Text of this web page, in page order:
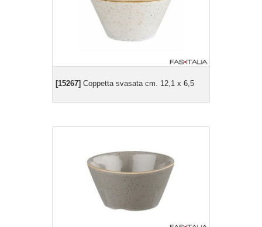
[15267] Coppetta svasata cm. 12,1 x 6,5